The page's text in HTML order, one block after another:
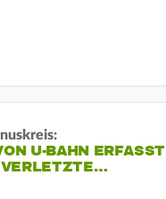
U-BAHN ERFASST
VERLETZTE…